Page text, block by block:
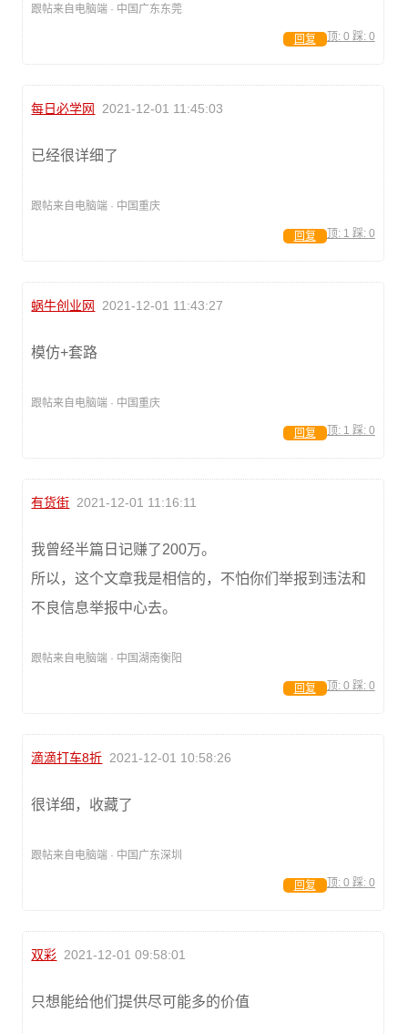
跟帖来自电脑端 · 中国广东东莞
顶: 0 踩: 0
回复
每日必学网 2021-12-01 11:45:03
已经很详细了
跟帖来自电脑端 · 中国重庆
顶: 1 踩: 0
回复
蜗牛创业网 2021-12-01 11:43:27
模仿+套路
跟帖来自电脑端 · 中国重庆
顶: 1 踩: 0
回复
有货街 2021-12-01 11:16:11
我曾经半篇日记赚了200万。
所以，这个文章我是相信的，不怕你们举报到违法和
不良信息举报中心去。
跟帖来自电脑端 · 中国湖南衡阳
顶: 0 踩: 0
回复
滴滴打车8折 2021-12-01 10:58:26
很详细，收藏了
跟帖来自电脑端 · 中国广东深圳
顶: 0 踩: 0
回复
双彩 2021-12-01 09:58:01
只想能给他们提供尽可能多的价值